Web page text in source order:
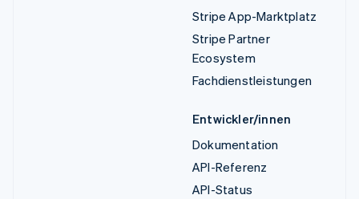
Stripe App-Marktplatz
Stripe Partner
Ecosystem
Fachdienstleistungen
Entwickler/innen
Dokumentation
API-Referenz
API-Status